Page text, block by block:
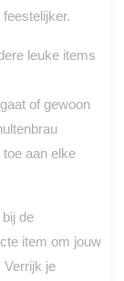
leuke items
of gewoon
aan elke
de
item om jouw
Verrijk je